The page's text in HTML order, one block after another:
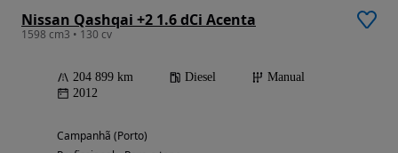
Nissan Qashqai +2 1.6 dCi Acenta
1598 cm3 • 130 cv
204 899 km Diesel
Manual
2012
Campanhã (Porto)